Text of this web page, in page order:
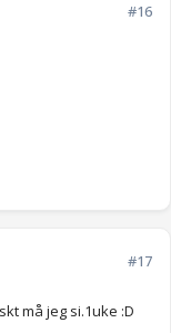
#16
#17
må jeg si.1uke :D